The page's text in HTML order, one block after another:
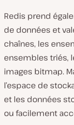
Redis prend
de données et
chaînes, les
ensembles triés,
images bitmap.
l’espace de
et les données
ou facilement